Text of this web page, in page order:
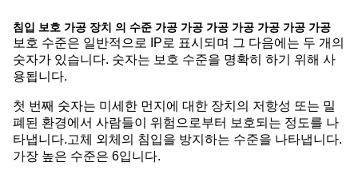
침입 보호 가공 장치 의 수준 가공 가공 가공 가공 가공 가공 가공
보호 수준은 일반적으로 IP로 표시되며 그 다음에는 두 개의
숫자가 있습니다. 숫자는 보호 수준을 명확히 하기 위해 사
용됩니다.
첫 번째 숫자는 미세한 먼지에 대한 장치의 저항성 또는 밀
폐된 환경에서 사람들이 위험으로부터 보호되는 정도를 나
타냅니다.고체 외체의 침입을 방지하는 수준을 나타냅니다.
가장 높은 수준은 6입니다.